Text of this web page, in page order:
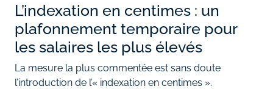
L’indexation en centimes : un
plafonnement temporaire pour
les salaires les plus élevés
La mesure la plus commentée est sans doute
l’introduction de l’« indexation en centimes ».